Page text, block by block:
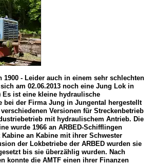
1900 - Leider auch in einem sehr schlechten
am 02.06.2013 noch eine Jung Lok in
Es ist eine kleine hydraulische
bei der Firma Jung in Jungental hergestellt
Versionen für Streckenbetrieb
mit hydraulischem Antrieb. Die
wurde 1966 an ARBED-Schifflingen
an Kabine mit ihrer Schwester
der Lokbetriebe der ARBED wurden sie
bis sie überzählig wurden. Nach
konnte die AMTF einen ihrer Finanzen